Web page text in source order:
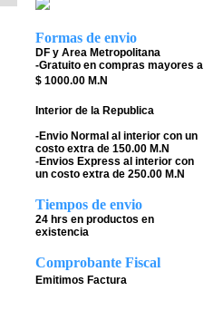
Formas de envio
DF y Area Metropolitana
-Gratuito en compras mayores a
$ 1000.00 M.N
Interior de la Republica
-Envio Normal al interior con un
costo extra de 150.00 M.N
-Envios Express al interior con
un costo extra de 250.00 M.N
Tiempos de envio
24 hrs en productos en
existencia
Comprobante Fiscal
Emitimos Factura